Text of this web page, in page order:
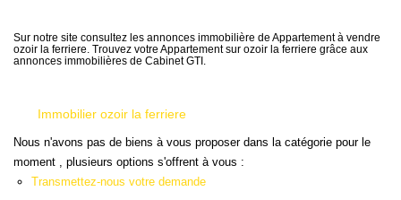
Sur notre site consultez les annonces immobilière de Appartement à vendre
ozoir la ferriere. Trouvez votre Appartement sur ozoir la ferriere grâce aux
annonces immobilières de Cabinet GTI.
Immobilier ozoir la ferriere
Nous n'avons pas de biens à vous proposer dans la catégorie pour le
moment , plusieurs options s'offrent à vous :
Transmettez-nous votre demande